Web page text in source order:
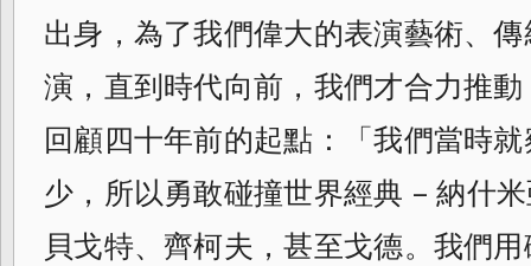
出身，為了我們偉大的表演藝術、
演，直到時代向前，我們才合力推
回顧四十年前的起點：「我們當時
少，所以勇敢碰撞世界經典 – 納什
貝戈特、齊柯夫，甚至戈德。我們